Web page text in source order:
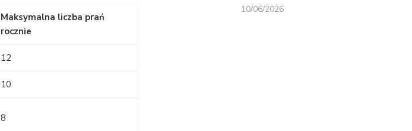
Maksymalna liczba prań
rocznie
12
10
8
10/06/2026